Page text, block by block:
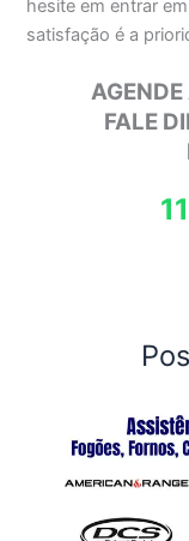
hesite em entrar
satisfação é a
FALE